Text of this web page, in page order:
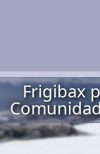
Frigibax